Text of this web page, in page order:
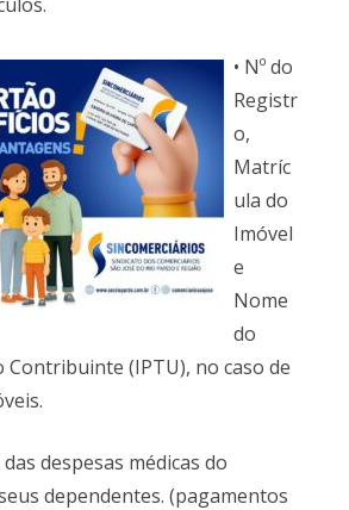
• Nº do
Registr
o,
Matríc
ula do
Imóvel
e
Nome
do
Contribuinte (IPTU), no caso de
despesas médicas do
dependentes. (pagamentos